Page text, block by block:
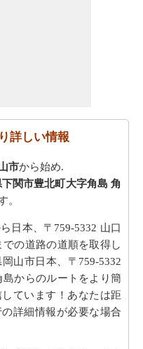
詳しい情報
市から始め.
関市豊北町大字角島 角
。
日本、〒759-5332 山口
の道路の道順を取得し
山市日本、〒759-5332
からのルートをより簡
ています！あなたは距
詳細情報が必要な場合